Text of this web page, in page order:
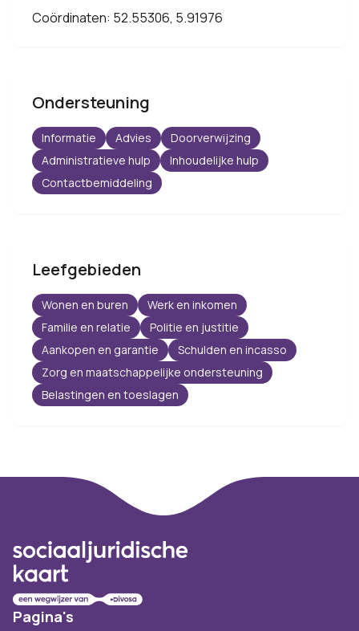
Coördinaten: 52.55306, 5.91976
Ondersteuning
Informatie Advies
Doorverwijzing
Administratieve hulp
Inhoudelijke hulp
Contactbemiddeling
Leefgebieden
Wonen en buren
Werk en inkomen
Familie en relatie
Politie en justitie
Aankopen en garantie
Schulden en incasso
Zorg en maatschappelijke ondersteuning
Belastingen en toeslagen
Pagina's